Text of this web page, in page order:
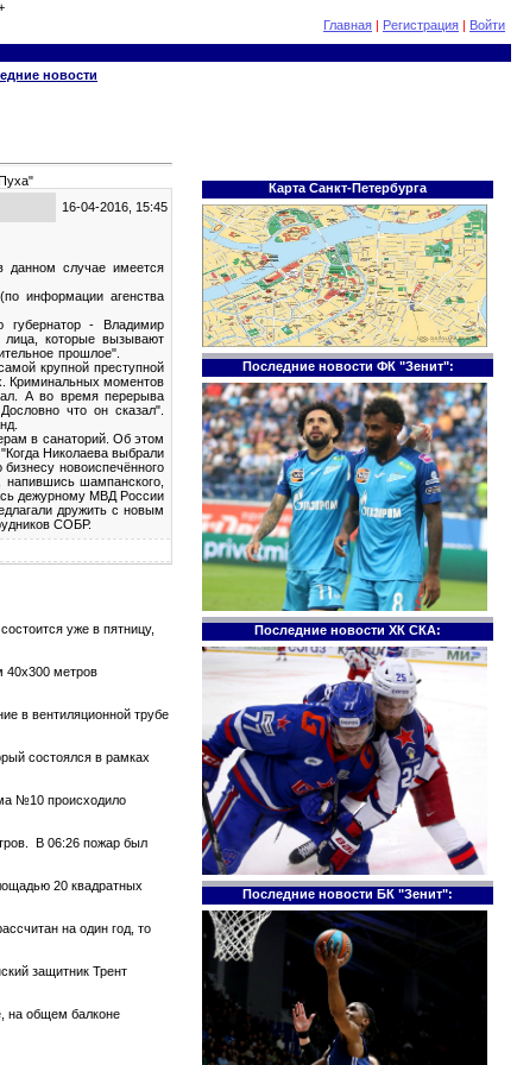
Главная | Регистрация | Войти
новости
16-04-2016, 15:45
данном случае имеется
информации агенства
губернатор - Владимир
которые вызывают
прошлое".
крупной преступной
Криминальных моментов
А во время перерыва
что он сказал".
в санаторий. Об этом
Николаева выбрали
новоиспечённого
шампанского,
дежурному МВД России
дружить с новым
СОБР.
уже в пятницу,
40х300 метров
в вентиляционной трубе
состоялся в рамках
№10 происходило
В 06:26 пожар был
20 квадратных
на один год, то
защитник Трент
на общем балконе
Карта Санкт-Петербурга
Последние новости ФК "Зенит":
Последние новости ХК СКА:
Последние новости БК "Зенит":